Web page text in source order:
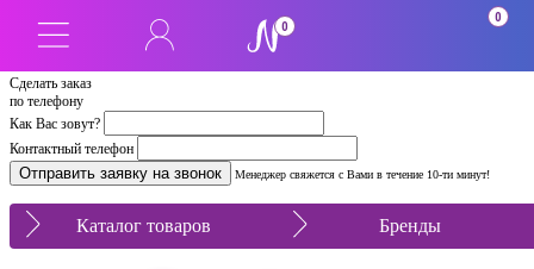
Сделать заказ
по телефону
Как Вас зовут?
Контактный телефон
Менеджер свяжется с Вами в течение 10-ти минут!
0
0
Каталог товаров Бренды